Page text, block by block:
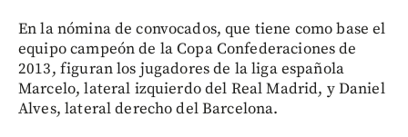
En la nómina de convocados, que tiene como base el
equipo campeón de la Copa Confederaciones de
2013, figuran los jugadores de la liga española
Marcelo, lateral izquierdo del Real Madrid, y Daniel
Alves, lateral derecho del Barcelona.